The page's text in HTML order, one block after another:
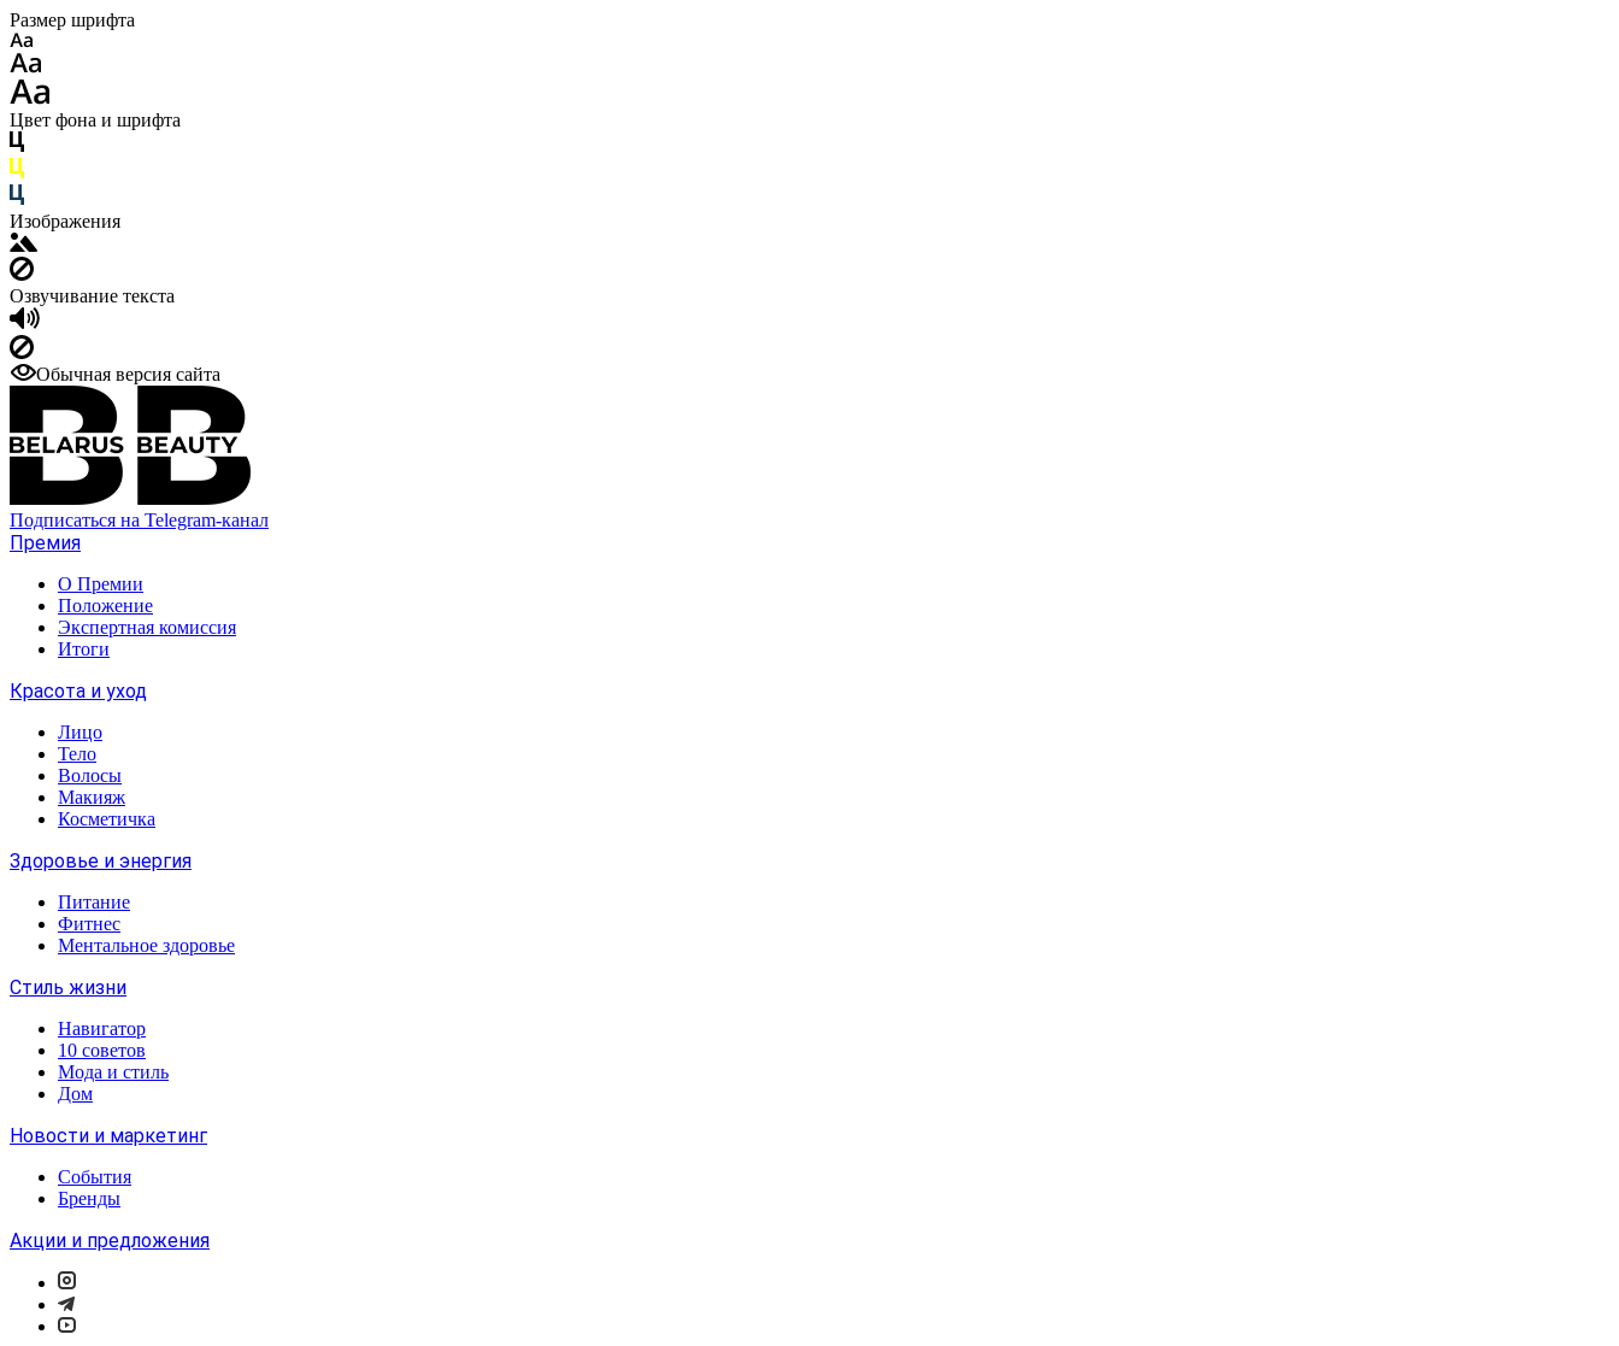
Размер шрифта
Цвет фона и шрифта
Изображения
Озвучивание текста
Обычная версия сайта
Подписаться на Telegram-канал
Премия
О Премии
Положение
Экспертная комиссия
Итоги
Красота и уход
Лицо
Тело
Волосы
Макияж
Косметичка
Здоровье и энергия
Питание
Фитнес
Ментальное здоровье
Стиль жизни
Навигатор
10 советов
Мода и стиль
Дом
Новости и маркетинг
События
Бренды
Акции и предложения